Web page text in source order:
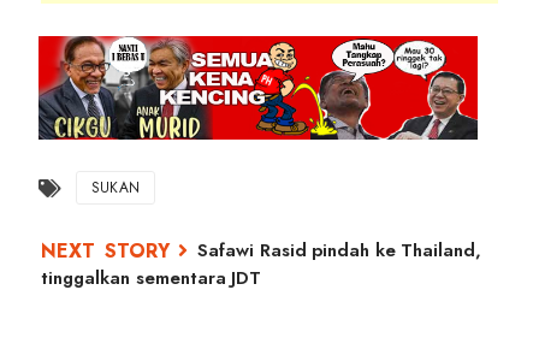
SUKAN
Safawi Rasid pindah ke Thailand,
tinggalkan sementara JDT